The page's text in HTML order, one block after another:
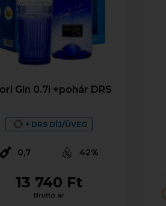
Gin 0.7l +pohár DRS
+ DRS DÍJ/ÜVEG
0,7 42%
13 740 Ft
Bruttó ár